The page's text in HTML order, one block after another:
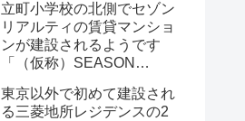
2026年8月
立町小学校の北側でセゾン
リアルティの賃貸マンショ
ンが建設されるようです
「（仮称）SEASON
工事」・2026年8月
東京以外で初めて建設され
る三菱地所レジデンスの2